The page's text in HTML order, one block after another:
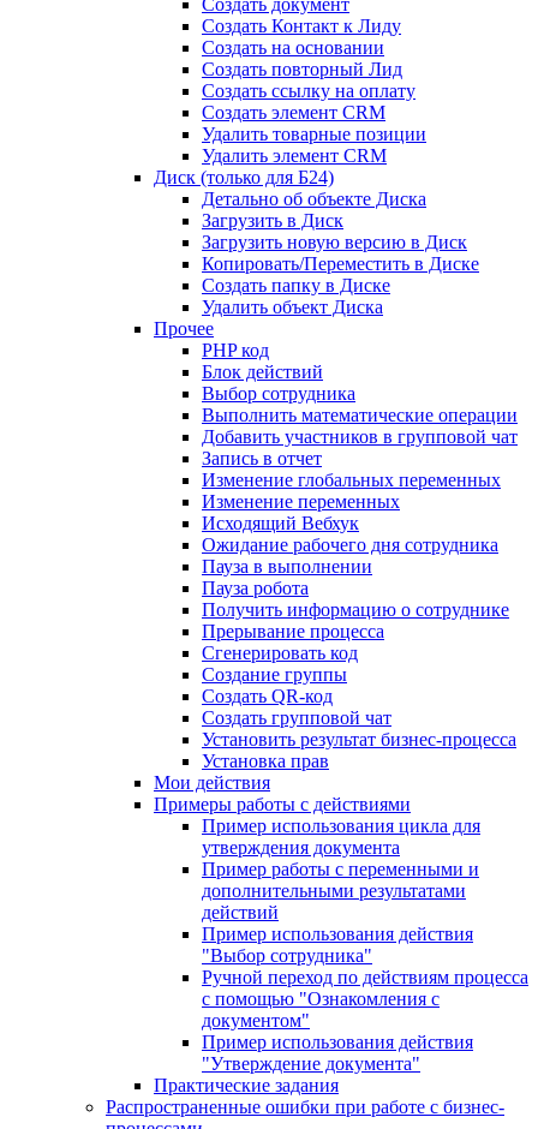
Создать документ
Создать Контакт к Лиду
Создать на основании
Создать повторный Лид
Создать ссылку на оплату
Создать элемент CRM
Удалить товарные позиции
Удалить элемент CRM
Диск (только для Б24)
Детально об объекте Диска
Загрузить в Диск
Загрузить новую версию в Диск
Копировать/Переместить в Диске
Создать папку в Диске
Удалить объект Диска
Прочее
PHP код
Блок действий
Выбор сотрудника
Выполнить математические операции
Добавить участников в групповой чат
Запись в отчет
Изменение глобальных переменных
Изменение переменных
Исходящий Вебхук
Ожидание рабочего дня сотрудника
Пауза в выполнении
Пауза робота
Получить информацию о сотруднике
Прерывание процесса
Сгенерировать код
Создание группы
Создать QR-код
Создать групповой чат
Установить результат бизнес-процесса
Установка прав
Мои действия
Примеры работы с действиями
Пример использования цикла для
утверждения документа
Пример работы с переменными и
дополнительными результатами
действий
Пример использования действия
"Выбор сотрудника"
Ручной переход по действиям процесса
с помощью "Ознакомления с
документом"
Пример использования действия
"Утверждение документа"
Практические задания
Распространенные ошибки при работе с бизнес-